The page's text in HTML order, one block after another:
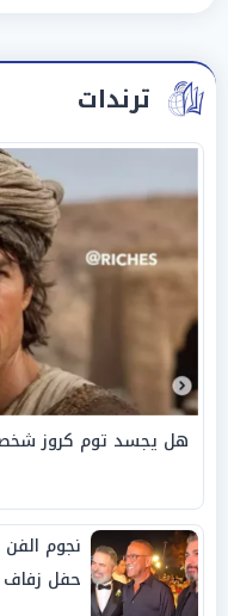
ترندات
هل يجسد توم كروز
نجوم
حفل زفاف